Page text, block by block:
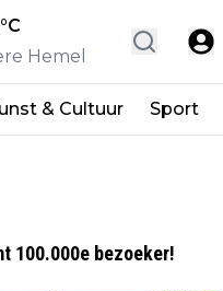
°C
Hemel
& Cultuur Sport
100.000e bezoeker!